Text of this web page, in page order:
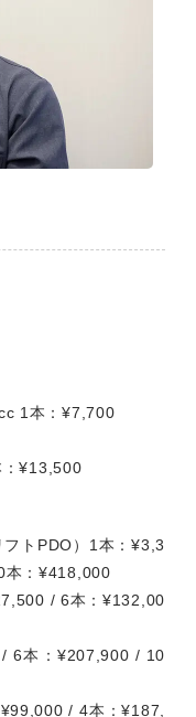
1本：¥7,700
：¥13,500
フトPDO）1本：¥3,3
本：¥418,000
/ 6本：¥132,00
/ 6本：¥207,900 / 10
/ 4本：¥187,